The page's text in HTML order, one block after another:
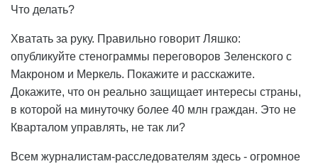
Что делать?
Хватать за руку. Правильно говорит Ляшко:
опубликуйте стенограммы переговоров Зеленского с
Макроном и Меркель. Покажите и расскажите.
Докажите, что он реально защищает интересы страны,
в которой на минуточку более 40 млн граждан. Это не
Кварталом управлять, не так ли?
Всем журналистам-расследователям здесь - огромное